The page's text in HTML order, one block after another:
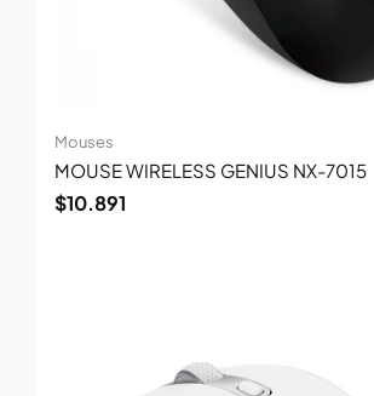
Mouses
MOUSE WIRELESS GENIUS NX-7015
$10.891